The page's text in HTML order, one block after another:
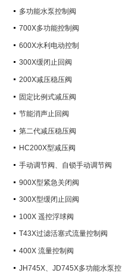
多功能水泵控制阀
700X多功能控制阀
600X水利电动控制
300X缓闭止回阀
200X减压稳压阀
固定比例式减压阀
节能消声止回阀
第二代减压稳压阀
HC200X型减压阀
手动调节阀、自锁手动调节阀
900X型紧急关闭阀
300X型缓闭止回阀
100X 遥控浮球阀
T43X过滤活塞式流量控制阀
400X 流量控制阀
JH745X、JD745X多功能水泵控